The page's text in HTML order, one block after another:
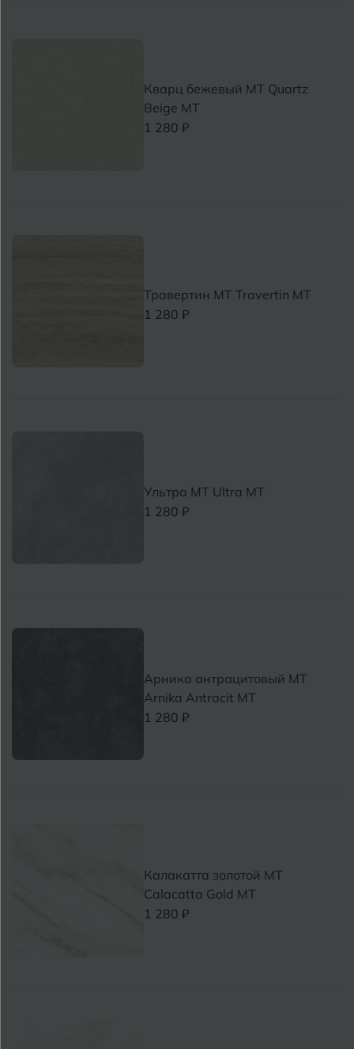
Кварц бежевый MT Quartz
Beige MT
1 280 ₽
Травертин MT Travertin MT
1 280 ₽
Ультра MT Ultra MT
1 280 ₽
Арника антрацитовый MT
Arnika Antracit MT
1 280 ₽
Калакатта золотой MT
Calacatta Gold MT
1 280 ₽